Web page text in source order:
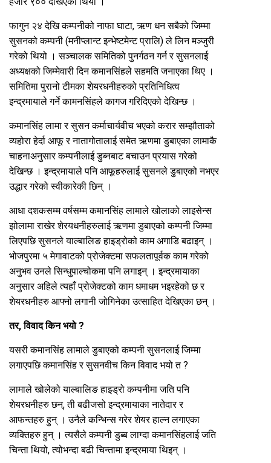
फागुन २४ देखि कम्पनीको नाफा घाटा, ऋण धन सबैको जिम्मा
सुसनको कम्पनी (मनीप्लान्ट इन्भेष्टमेन्ट प्रालि) ले लिन मञ्जुरी
गरेको थियो । सञ्चालक समितिको पुनर्गठन गर्न र सुसनलाई
अध्यक्षको जिम्मेवारी दिन कमानसिंहले सहमति जनाएका थिए ।
समितिमा पुरानो टीमका शेयरधनीहरुको प्रतिनिधित्व
इन्द्रमायाले गर्ने कामनसिंहले कागज गरिदिएको देखिन्छ ।
कमानसिंह लामा र सुसन कर्माचार्यवीच भएको करार सम्झौताको
व्यहोरा हेर्दा आफू र नातागोतालाई समेत ऋणमा डुबाएका लामाकै
चाहनाअनुसार कम्पनीलाई डुब्नबाट बचाउन प्रयास गरेको
देखिन्छ । इन्द्रमायाले पनि आफूहरुलाई सुसनले डुबाएको नभएर
उद्धार गरेको स्वीकारेकी छिन् ।
आधा दशकसम्म वर्षसम्म कमानसिंह लामाले खोलाको लाइसेन्स
झोलामा राखेर शेरयधनीहरुलाई ऋणमा डुबाएको कम्पनी जिम्मा
लिएपछि सुसनले याल्बालिङ हाइड्रोको काम अगाडि बढाइन् ।
भोजपुरमा ५ मेगावाटको प्रोजेक्टमा सफलतापूर्वक काम गरेको
अनुभव उनले सिन्धुपाल्चोकमा पनि लगाइन् । इन्द्रमायाका
अनुसार अहिले त्यहाँ प्रोजेक्टको काम धमाधम भइरहेको छ र
शेयरधनीहरु आफ्नो लगानी जोगिनेका उत्साहित देखिएका छन् ।
तर, विवाद किन भयो ?
यसरी कमानसिंह लामाले डुबाएको कम्पनी सुसनलाई जिम्मा
लगाएपछि कमानसिंह र सुसनवीच किन विवाद भयो त ?
लामाले खोलेको याल्बालिङ हाइड्रो कम्पनीमा जति पनि
शेयरधनीहरु छन्, ती बढीजसो इन्द्रमायाका नातेदार र
आफन्तहरु हुन् । उनैले कन्भिन्स गरेर शेयर हाल्न लगाएका
व्यक्तिहरु हुन् । त्यसैले कम्पनी डुब्ब लाग्दा कमानसिंहलाई जति
चिन्ता थियो, त्योभन्दा बढी चिन्तामा इन्द्रमाया थिइन् ।